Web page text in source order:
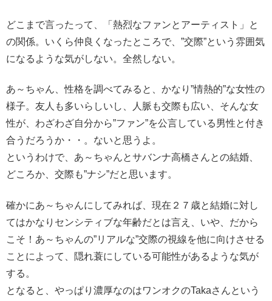
どこまで言ったって、「熱烈なファンとアーティスト」と
の関係。いくら仲良くなったところで、”交際”という雰囲気
になるような気がしない。全然しない。
あ～ちゃん、性格を調べてみると、かなり”情熱的”な女性の
様子。友人も多いらしいし、人脈も交際も広い、そんな女
性が、わざわざ自分から”ファン”を公言している男性と付き
合うだろうか・・。ないと思うよ。
というわけで、あ～ちゃんとサバンナ高橋さんとの結婚、
どころか、交際も”ナシ”だと思います。
確かにあ～ちゃんにしてみれば、現在２７歳と結婚に対し
てはかなりセンシティブな年齢だとは言え、いや、だから
こそ！あ～ちゃんの”リアルな”交際の視線を他に向けさせる
ことによって、隠れ蓑にしている可能性があるような気が
する。
となると、やっぱり濃厚なのはワンオクのTakaさんという